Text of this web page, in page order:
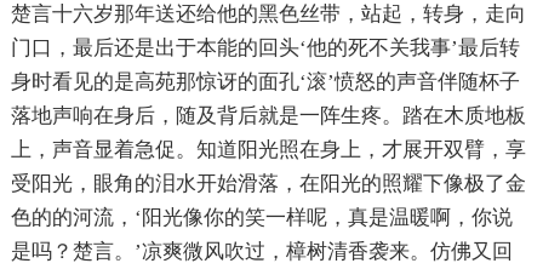
楚言十六岁那年送还给他的黑色丝带，站起，转身，走向
门口，最后还是出于本能的回头‘他的死不关我事’最后转
身时看见的是高苑那惊讶的面孔‘滚’愤怒的声音伴随杯子
落地声响在身后，随及背后就是一阵生疼。踏在木质地板
上，声音显着急促。知道阳光照在身上，才展开双臂，享
受阳光，眼角的泪水开始滑落，在阳光的照耀下像极了金
色的的河流，‘阳光像你的笑一样呢，真是温暖啊，你说
是吗？楚言。’凉爽微风吹过，樟树清香袭来。仿佛又回